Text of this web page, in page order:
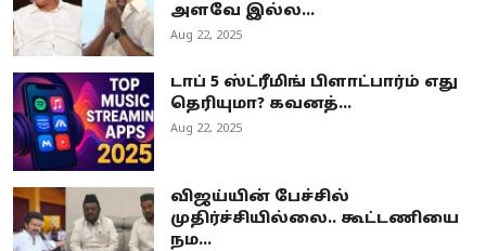
அளவே இல்ல...
Aug 22, 2025
டாப் 5 ஸ்ட்ரீமிங் பிளாட்பார்ம் எது
தெரியுமா? கவனத்...
Aug 22, 2025
விஜய்யின் பேச்சில்
முதிர்ச்சியில்லை.. கூட்டணியை
நம...